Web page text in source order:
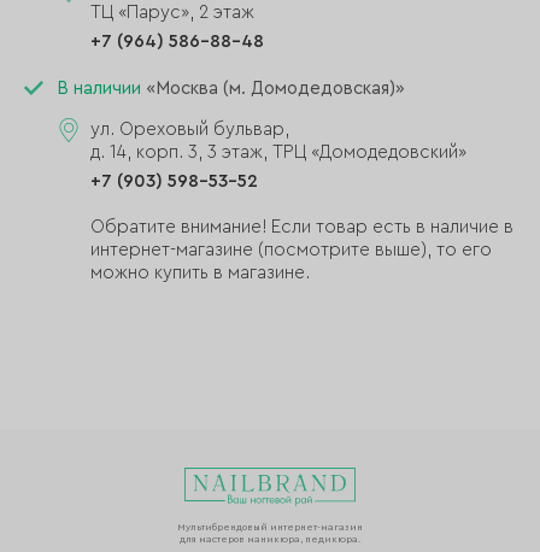
ТЦ «Парус», 2 этаж
+7 (964) 586-88-48
В наличии «Москва (м. Домодедовская)»
ул. Ореховый бульвар,
д. 14, корп. 3, 3 этаж, ТРЦ «Домодедовский»
+7 (903) 598-53-52
Обратите внимание! Если товар есть в наличие в
интернет-магазине (посмотрите выше), то его
можно купить в магазине.
Мультибрендовый интернет-магазин
для мастеров маникюра, педикюра.